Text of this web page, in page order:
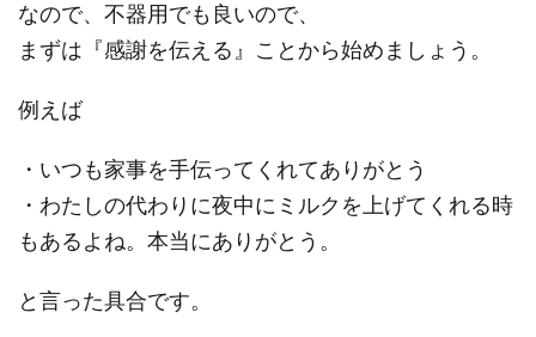
なので、不器用でも良いので、
まずは『感謝を伝える』ことから始めましょう。
例えば
・いつも家事を手伝ってくれてありがとう
・わたしの代わりに夜中にミルクを上げてくれる時
もあるよね。本当にありがとう。
と言った具合です。